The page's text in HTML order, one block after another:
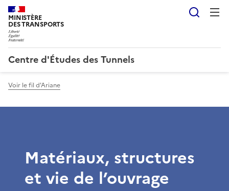
MINISTÈRE
DES TRANSPORTS
Centre d'Études des Tunnels
Voir le fil d'Ariane
Matériaux, structures
et vie de l’ouvrage